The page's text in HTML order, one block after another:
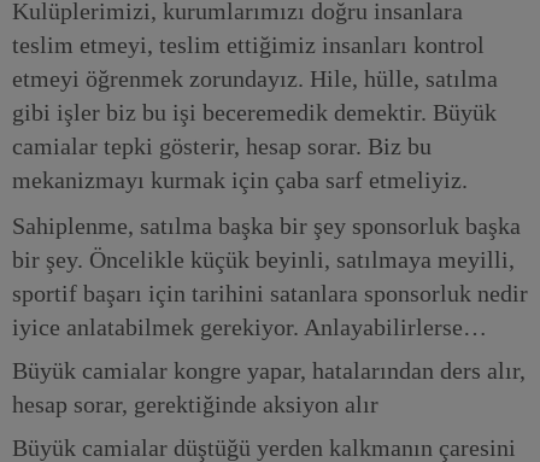
Kulüplerimizi, kurumlarımızı doğru insanlara
teslim etmeyi, teslim ettiğimiz insanları kontrol
etmeyi öğrenmek zorundayız. Hile, hülle, satılma
gibi işler biz bu işi beceremedik demektir. Büyük
camialar tepki gösterir, hesap sorar. Biz bu
mekanizmayı kurmak için çaba sarf etmeliyiz.
Sahiplenme, satılma başka bir şey sponsorluk başka
bir şey. Öncelikle küçük beyinli, satılmaya meyilli,
sportif başarı için tarihini satanlara sponsorluk nedir
iyice anlatabilmek gerekiyor. Anlayabilirlerse…
Büyük camialar kongre yapar, hatalarından ders alır,
hesap sorar, gerektiğinde aksiyon alır
Büyük camialar düştüğü yerden kalkmanın çaresini